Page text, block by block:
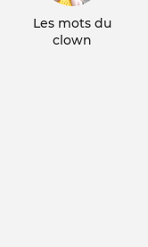
Les mots du
clown